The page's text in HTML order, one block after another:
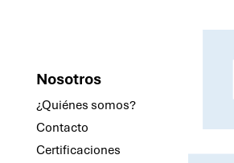
Nosotros
¿Quiénes somos?
Contacto
Certificaciones